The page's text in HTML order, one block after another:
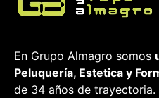
En Grupo Almagro somos
Peluquería, Estetica y
de 34 años de trayectoria.